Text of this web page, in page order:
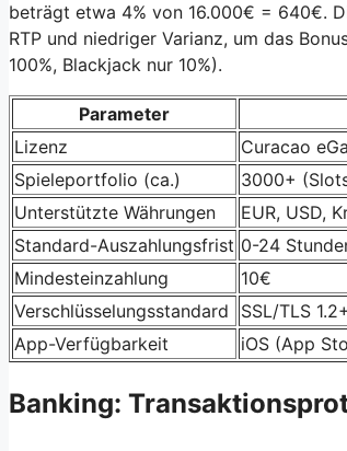
beträgt etwa 4% von 16.000€ = 640€.
RTP und niedriger Varianz, um das
100%, Blackjack nur 10%).
Parameter
Lizenz
Curacao
Spieleportfolio (ca.)
3000+
Unterstützte Währungen
EUR, USD,
Standard-Auszahlungsfrist 0-24
Mindesteinzahlung
10€
Verschlüsselungsstandard
SSL/TLS
App-Verfügbarkeit
iOS (App
Banking: